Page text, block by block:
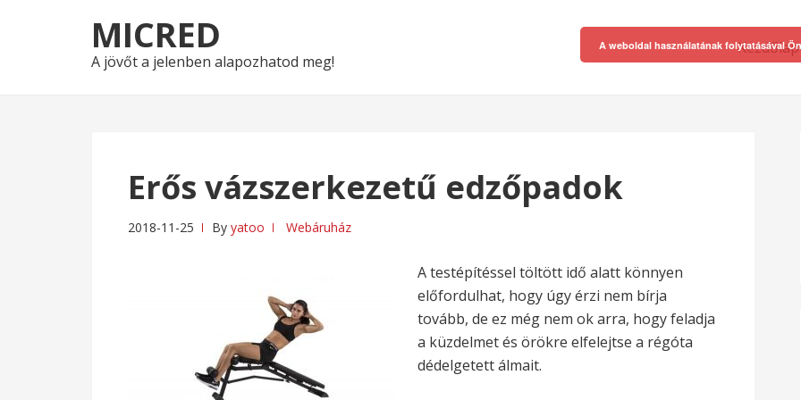
to
navigation
to
content
MICRED
A jövőt a jelenben alapozhatod meg!
Kezdőlap
Erős vázszerkezetű edzőpadok
2018-11-25 By yatoo Webáruház
A testépítéssel töltött idő alatt könnyen
előfordulhat, hogy úgy érzi nem bírja
tovább, de ez még nem ok arra, hogy feladja
a küzdelmet és örökre elfelejtse a régóta
dédelgetett álmait.
A weboldal használatának folytatásával